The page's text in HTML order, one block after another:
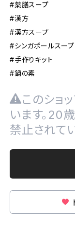
#薬膳スープ
#漢方
#漢方スープ
#シンガポールスープ
#手作りキット
#鍋の素
このショ
います。20
禁止されてい